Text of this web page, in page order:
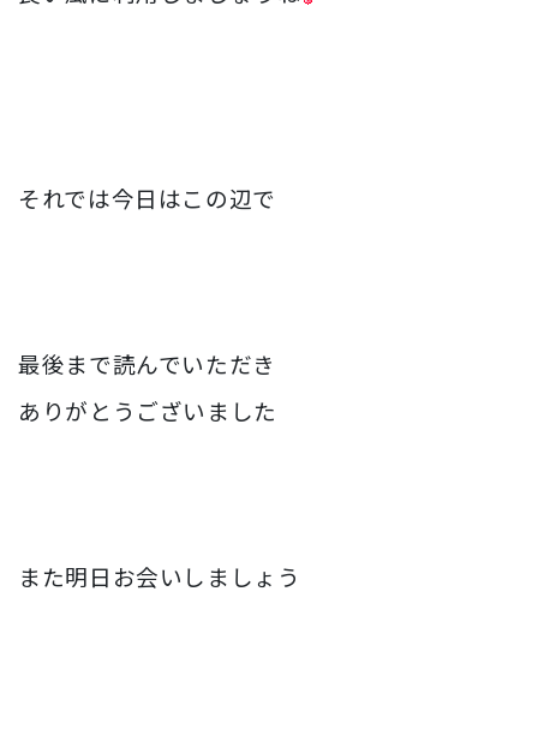
それでは今日はこの辺で
最後まで読んでいただき
ありがとうございました
また明日お会いしましょう